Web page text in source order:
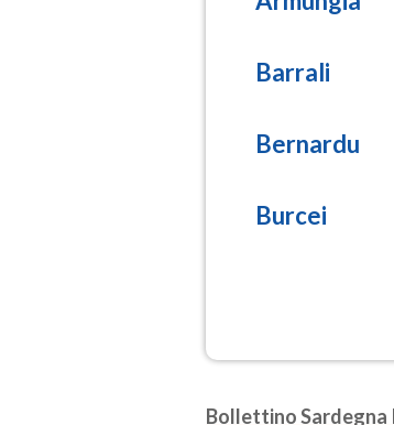
Barrali
Bernardu
Burcei
Bollettino Sardegna